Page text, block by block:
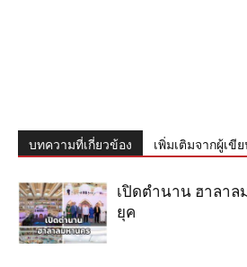
บทความที่เกี่ยวข้อง เพิ่มเติมจากผู้เขี
เปิดตำนาน ฮาลา
ยุค